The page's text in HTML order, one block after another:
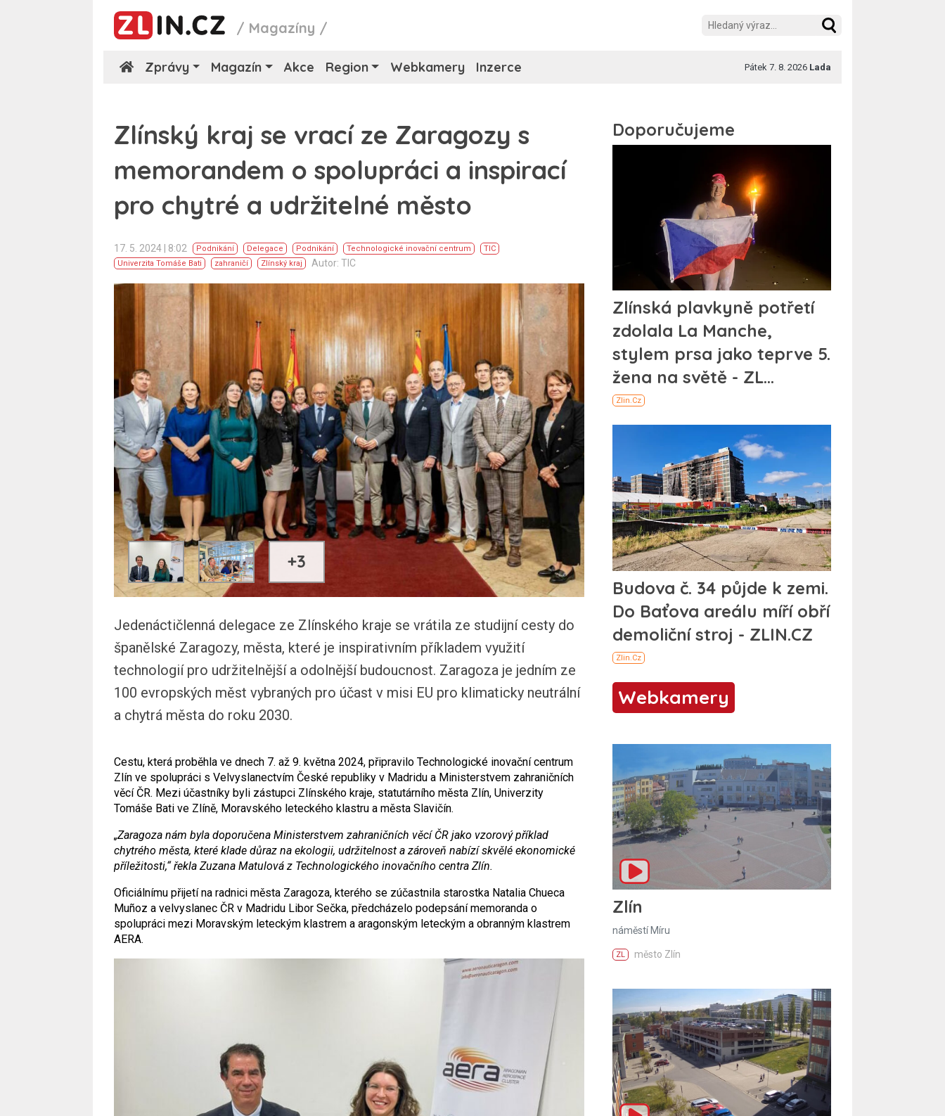
/ Magazíny /
Zprávy Magazín Akce Region Webkamery Inzerce Pátek 7. 8. 2026 Lada
Zlínský kraj se vrací ze Zaragozy s
memorandem o spolupráci a inspirací
pro chytré a udržitelné město
17. 5. 2024 | 8:02 Podnikání Delegace Podnikání Technologické inovační centrum
TIC
Univerzita Tomáše Bati
zahraničí Zlínský kraj Autor: TIC
+3
Jedenáctičlenná delegace ze Zlínského kraje se vrátila ze studijní cesty do
španělské Zaragozy, města, které je inspirativním příkladem využití
technologií pro udržitelnější a odolnější budoucnost. Zaragoza je jedním ze
100 evropských měst vybraných pro účast v misi EU pro klimaticky neutrální
a chytrá města do roku 2030.
Cestu, která proběhla ve dnech 7. až 9. května 2024, připravilo Technologické inovační centrum
Zlín ve spolupráci s Velvyslanectvím České republiky v Madridu a Ministerstvem zahraničních
věcí ČR. Mezi účastníky byli zástupci Zlínského kraje, statutárního města Zlín, Univerzity
Tomáše Bati ve Zlíně, Moravského leteckého klastru a města Slavičín.
„Zaragoza nám byla doporučena Ministerstvem zahraničních věcí ČR jako vzorový příklad
chytrého města, které klade důraz na ekologii, udržitelnost a zároveň nabízí skvělé ekonomické
příležitosti,“ řekla Zuzana Matulová z Technologického inovačního centra Zlín.
Oficiálnímu přijetí na radnici města Zaragoza, kterého se zúčastnila starostka Natalia Chueca
Muñoz a velvyslanec ČR v Madridu Libor Sečka, předcházelo podepsání memoranda o
spolupráci mezi Moravským leteckým klastrem a aragonským leteckým a obranným klastrem
AERA.
Webkamery
Zlín
náměstí Míru
ZL město Zlín